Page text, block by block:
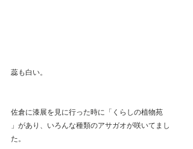
蕊も白い。
佐倉に漆展を見に行った時に「くらしの植物苑
」があり、いろんな種類のアサガオが咲いてまし
た。